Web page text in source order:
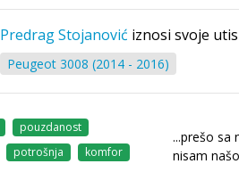
Predrag Stojanović iznosi svoje
Peugeot 3008 (2014 - 2016)
pouzdanost
potrošnja
komfor
...prešo sa
nisam